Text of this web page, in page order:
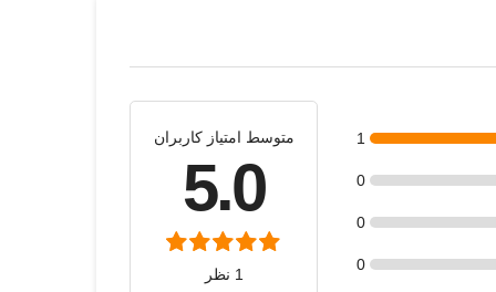
متوسط امتیاز کاربران
5.0
1 نظر
1
0
0
0